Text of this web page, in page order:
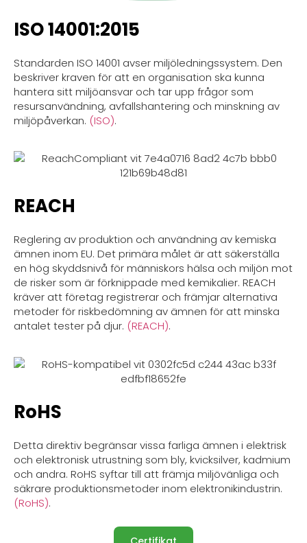
ISO 14001:2015
Standarden ISO 14001 avser miljöledningssystem. Den
beskriver kraven för att en organisation ska kunna
hantera sitt miljöansvar och tar upp frågor som
resursanvändning, avfallshantering och minskning av
miljöpåverkan. (ISO).
REACH
Reglering av produktion och användning av kemiska
ämnen inom EU. Det primära målet är att säkerställa
en hög skyddsnivå för människors hälsa och miljön mot
de risker som är förknippade med kemikalier. REACH
kräver att företag registrerar och främjar alternativa
metoder för riskbedömning av ämnen för att minska
antalet tester på djur. (REACH).
RoHS
Detta direktiv begränsar vissa farliga ämnen i elektrisk
och elektronisk utrustning som bly, kvicksilver, kadmium
och andra. RoHS syftar till att främja miljövänliga och
säkrare produktionsmetoder inom elektronikindustrin.
(RoHS).